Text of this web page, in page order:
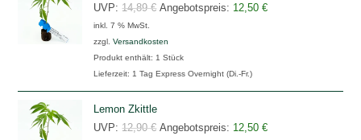
UVP: 14,89€ Ursprünglicher
war:
14,89 €
Angebotspreis: 12,50€Aktueller
inkl. 7 % MwSt.
zzgl.Versandkosten
Produkt enthält: 1Stück
Lieferzeit:1 Tag Express Overnight (Di.-Fr.)
Lemon Zkittle
UVP: 12,90€ Ursprünglicher
Angebotspreis: 12,50€Aktueller